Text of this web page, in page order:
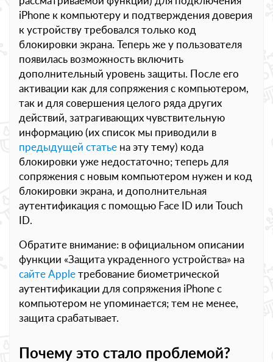
iPhone к компьютеру и подтверждения доверия
к устройству требовался только код
блокировки экрана. Теперь же у пользователя
появилась возможность включить
дополнительный уровень защиты. После его
активации как для сопряжения с компьютером,
так и для совершения целого ряда других
действий, затрагивающих чувствительную
информацию (их список мы приводили в
предыдущей статье на эту тему) кода
блокировки уже недостаточно; теперь для
сопряжения с новым компьютером нужен и код
блокировки экрана, и дополнительная
аутентификация с помощью Face ID или Touch
ID.
Обратите внимание: в официальном описании
функции «Защита украденного устройства» на
сайте Appleтребование биометрической
аутентификации для сопряжения iPhone с
компьютером не упоминается; тем не менее,
защита срабатывает.
Почему это стало проблемой?